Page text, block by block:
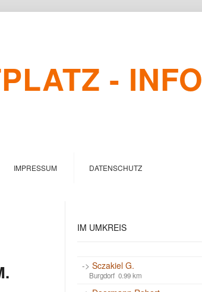
- INFO
IMPRESSUM DATENSCHUTZ
IM UMKREIS
->Sczakiel G.
Burgdorf 0.99 km